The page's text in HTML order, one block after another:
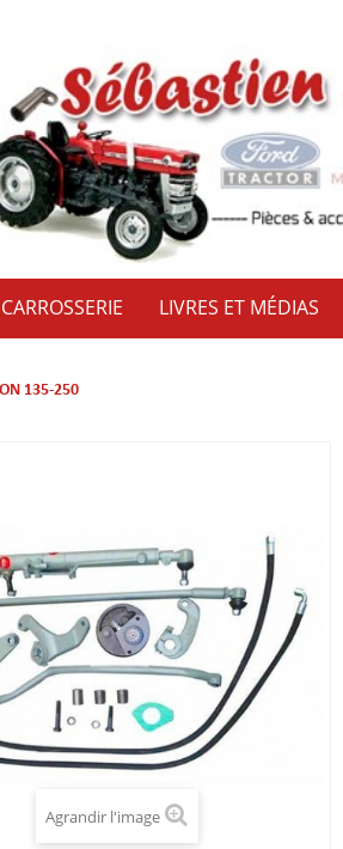
CARROSSERIE LIVRES ET MÉDIAS
135-250
Agrandir l'image